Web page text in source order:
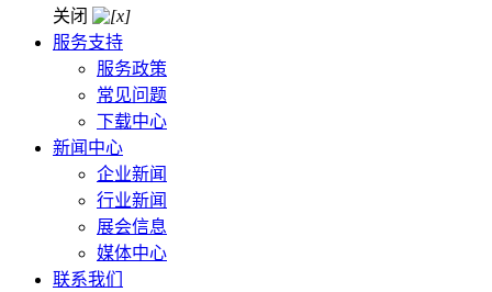
关闭
服务支持
服务政策
常见问题
下载中心
新闻中心
企业新闻
行业新闻
展会信息
媒体中心
联系我们